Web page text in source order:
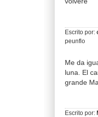
Escrito por:
peunflo
Me da
luna. El
grande
Escrito por: